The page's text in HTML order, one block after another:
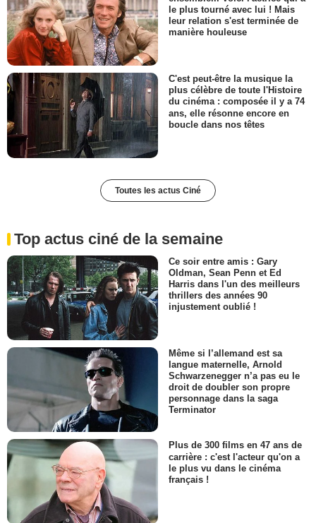
le plus tourné avec lui ! Mais
leur relation s'est terminée de
manière houleuse
C'est peut-être la musique la
plus célèbre de toute l'Histoire
du cinéma : composée il y a 74
ans, elle résonne encore en
boucle dans nos têtes
Toutes les actus Ciné
Top actus ciné de la semaine
Ce soir entre amis : Gary
Oldman, Sean Penn et Ed
Harris dans l'un des meilleurs
thrillers des années 90
injustement oublié !
Même si l’allemand est sa
langue maternelle, Arnold
Schwarzenegger n’a pas eu le
droit de doubler son propre
personnage dans la saga
Terminator
Plus de 300 films en 47 ans de
carrière : c'est l'acteur qu'on a
le plus vu dans le cinéma
français !